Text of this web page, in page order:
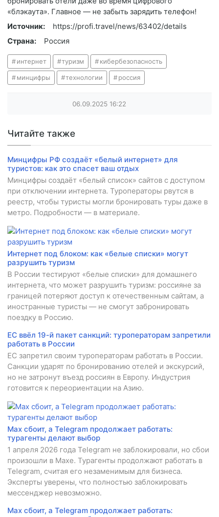
«блэкаута». Главное — не забыть зарядить телефон!
Источник:
https://profi.travel/news/63402/details
Страна:
Россия
интернет туризм кибербезопасность
минцифры технологии россия
06.09.2025 16:22
Читайте также
Минцифры РФ создаёт «белый интернет» для
туристов: как это спасет ваш отдых
Минцифры создаёт «белый список» сайтов с доступом
при отключении интернета. Туроператоры рвутся в
реестр, чтобы туристы могли бронировать туры даже в
метро. Подробности — в материале.
Интернет под блоком: как «белые списки» могут
разрушить туризм
В России тестируют «белые списки» для домашнего
интернета, что может разрушить туризм: россияне за
границей потеряют доступ к отечественным сайтам, а
иностранные туристы — не смогут забронировать
поездку в Россию.
ЕС ввёл 19-й пакет санкций: туроператорам запретили
работать в России
ЕС запретил своим туроператорам работать в России.
Санкции ударят по бронированию отелей и экскурсий,
но не затронут въезд россиян в Европу. Индустрия
готовится к переориентации на Азию.
Мах сбоит, а Telegram продолжает работать:
турагенты делают выбор
1 апреля 2026 года Telegram не заблокировали, но сбои
произошли в Махе. Турагенты продолжают работать в
Telegram, считая его незаменимым для бизнеса.
Эксперты уверены, что полностью заблокировать
мессенджер невозможно.
Мах сбоит, а Telegram продолжает работать: